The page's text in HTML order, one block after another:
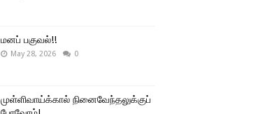
மனப் பகுவல்!!
May 28, 2026 0
முள்ளிவாய்க்கால் நினைவேந்தலுக்குப்